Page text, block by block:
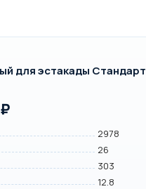
для эстакады Стандарт
₽
2978
26
303
12.8